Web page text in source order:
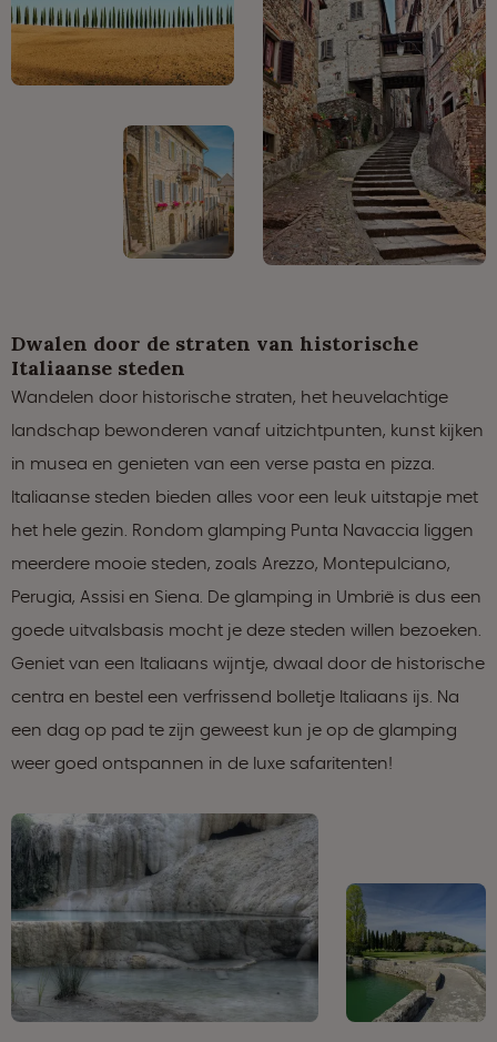
Dwalen door de straten van historische
Italiaanse steden
Wandelen door historische straten, het heuvelachtige
landschap bewonderen vanaf uitzichtpunten, kunst kijken
in musea en genieten van een verse pasta en pizza.
Italiaanse steden bieden alles voor een leuk uitstapje met
het hele gezin. Rondom glamping Punta Navaccia liggen
meerdere mooie steden, zoals Arezzo, Montepulciano,
Perugia, Assisi en Siena. De glamping in Umbrië is dus een
goede uitvalsbasis mocht je deze steden willen bezoeken.
Geniet van een Italiaans wijntje, dwaal door de historische
centra en bestel een verfrissend bolletje Italiaans ijs. Na
een dag op pad te zijn geweest kun je op de glamping
weer goed ontspannen in de luxe safaritenten!